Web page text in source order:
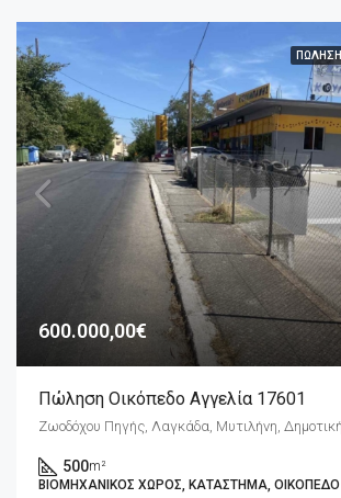
ΠΏΛΗΣΗ
600.000,00€
Πώληση Οικόπεδο Αγγελία 17601
500m²
ΒΙΟΜΗΧΑΝΙΚΌΣ ΧΏΡΟΣ, ΚΑΤΆΣΤΗΜΑ, ΟΙΚΌΠΕΔΟ